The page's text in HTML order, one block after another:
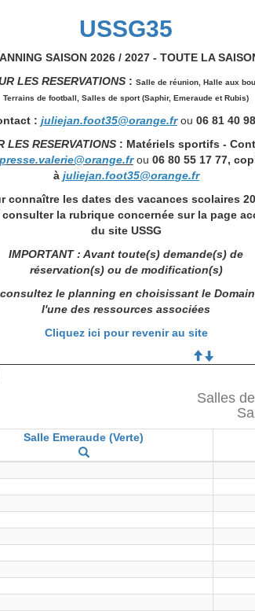
USSG35
SAISON 2026 / 2027 - TOUTE LA
LES RESERVATIONS: Salle de réunion, Halle aux
Terrains de football, Salles de sport (Saphir, Emeraude et Rubis)
: juliejan.foot35@orange.frou 06 81 40
LES RESERVATIONS : Matériels sportifs -
presse.valerie@orange.frou 06 80 55 17 77,
à juliejan.foot35@orange.fr
connaître les dates des vacances scolaires
consulter la rubrique concernée sur la page
du site USSG
IMPORTANT : Avant toute(s) demande(s) de
réservation(s) ou de modification(s)
consultez le planning en choisissant le
l'une des ressources associées
Cliquez ici pour revenir au site
Salles
Salle Emeraude (Verte)